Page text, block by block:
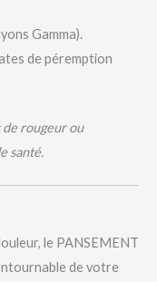
Gamma).
de péremption
de rougeur ou
santé.
le PANSEMENT
de votre